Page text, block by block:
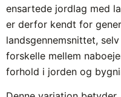
ensartede jordlag med
er derfor kendt for
landsgennemsnittet,
forskelle mellem
forhold i jorden og